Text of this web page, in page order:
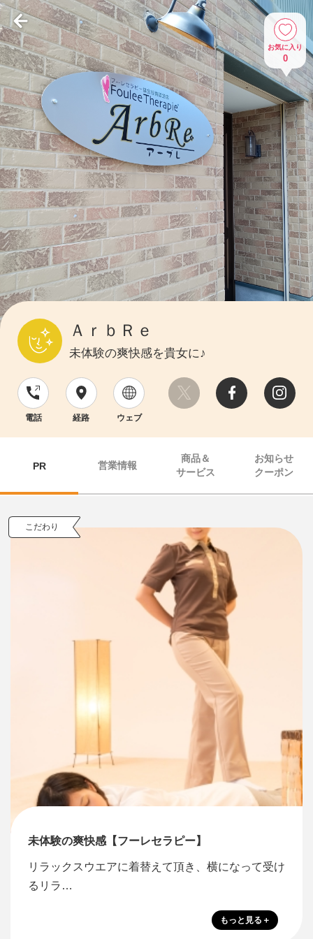
お気に入り
0
ＡｒｂＲｅ
未体験の爽快感を貴女に♪
電話 経路 ウェブ
PR 営業情報
商品＆
サービス
お知らせ
クーポン
こだわり
未体験の爽快感【フーレセラピー】
リラックスウエアに着替えて頂き、横になって受け
るリラ…